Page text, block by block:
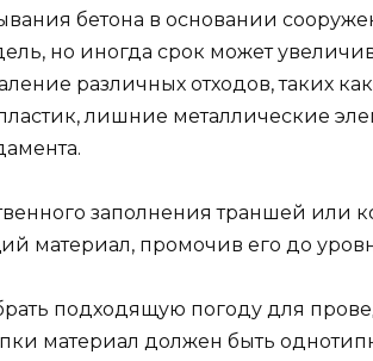
бетона в основании
но иногда срок может
различных отходов, таких
лишние металлические
заполнения траншей или
материал, промочив его до
подходящую погоду для
материал должен быть